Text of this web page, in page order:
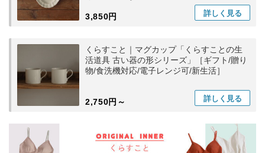
3,850円 詳しく 見る
くらすこと｜マグカップ「くらすことの生
活道具 古い器の形シリーズ」［ギフト/贈り
物/食洗機対応/電子レンジ可/新生活］
2,750円～ 詳しく 見る